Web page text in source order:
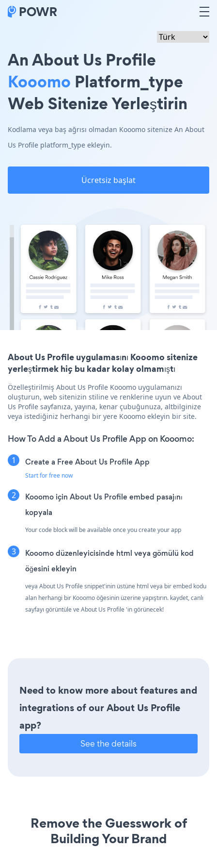
An About Us Profile
Kooomo Platform_type
Web Sitenize Yerleştirin
Kodlama veya baş ağrısı olmadan Kooomo sitenize An About
Us Profile platform_type ekleyin.
Ücretsiz başlat
About Us Profile uygulamasını Kooomo sitenize
yerleştirmek hiç bu kadar kolay olmamıştı
Özelleştirilmiş About Us Profile Kooomo uygulamanızı
oluşturun, web sitenizin stiline ve renklerine uyun ve About
Us Profile sayfanıza, yayına, kenar çubuğunuza, altbilginize
veya istediğiniz herhangi bir yere Kooomo ekleyin bir site.
How To Add a About Us Profile App on Kooomo:
Create a Free About Us Profile App
Start for free now
Kooomo için About Us Profile embed pasajını
kopyala
Your code block will be available once you create your app
Kooomo düzenleyicisinde html veya gömülü kod
öğesini ekleyin
veya About Us Profile snippet'inin üstüne html veya bir embed kodu
alan herhangi bir Kooomo öğesinin üzerine yapıştırın. kaydet, canlı
sayfayı görüntüle ve About Us Profile 'in görünecek!
Need to know more about features and
integrations of our About Us Profile
app?
See the details
Remove the Guesswork of
Building Your Brand